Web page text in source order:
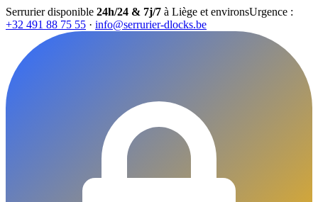
Serrurier disponible 24h/24 & 7j/7 à Liège et environsUrgence :
+32 491 88 75 55 · info@serrurier-dlocks.be